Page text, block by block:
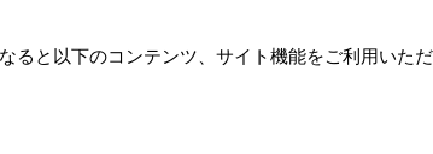
ると以下のコンテンツ、サイト機能をご利用いただ